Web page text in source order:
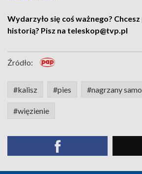
Wydarzyło się coś ważnego?
historią? Pisz na teleskop@tvp.pl
Źródło:
#kalisz #pies #nagrzany
#więzienie